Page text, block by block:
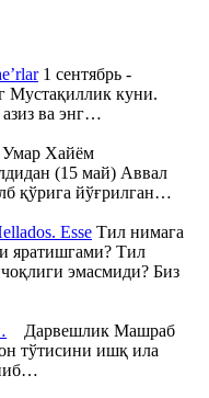
1 сентябрь -
Мустақиллик куни.
ва энг…
Хайём
(15 май) Аввал
қўрига йўғрилган…
Esse Тил нимага
яратишгами? Тил
эмасмиди? Биз
Дарвешлик Машраб
тўтисини ишқ ила